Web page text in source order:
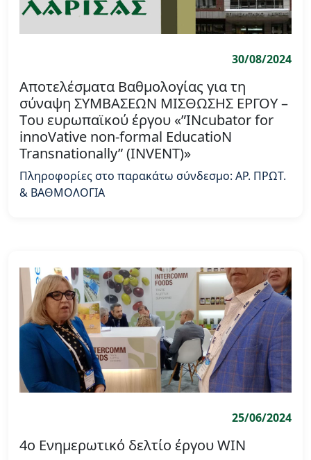
30/08/2024
Αποτελέσματα Βαθμολογίας για τη
σύναψη ΣΥΜΒΑΣΕΩΝ ΜΙΣΘΩΣΗΣ ΕΡΓΟΥ –
Tου ευρωπαϊκού έργου «”INcubator for
innoVative non-formal EducatioN
Transnationally” (INVENT)»
Πληροφορίες στο παρακάτω σύνδεσμο: ΑΡ. ΠΡΩΤ.
& ΒΑΘΜΟΛΟΓΙΑ
25/06/2024
4o Ενημερωτικό δελτίο έργου WIN